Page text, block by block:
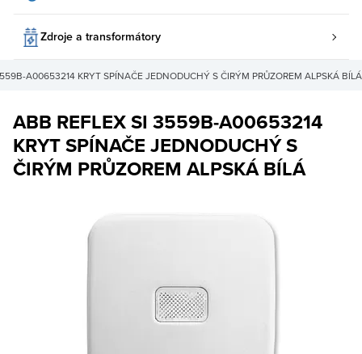
Zdroje a transformátory
A00653214 KRYT SPÍNAČE JEDNODUCHÝ S ČIRÝM PRŮZOREM ALPSKÁ BÍLÁ
ABB REFLEX SI 3559B-A00653214
KRYT SPÍNAČE JEDNODUCHÝ S
ČIRÝM PRŮZOREM ALPSKÁ BÍLÁ